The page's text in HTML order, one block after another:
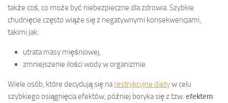
także coś, co może być niebezpieczne dla zdrowia. Szybkie
chudnięcie często wiąże się z negatywnymi konsekwencjami,
takimi jak:
utrata masy mięśniowej,
zmniejszenie ilości wody w organizmie.
Wiele osób, które decydują się na restrykcyjne dietyw celu
szybkiego osiągnięcia efektów, później boryka się z tzw. efektem